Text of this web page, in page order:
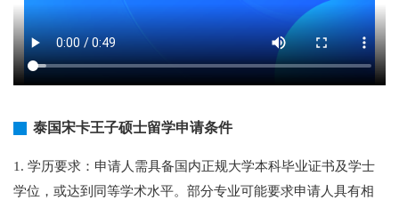
泰国宋卡王子硕士留学申请条件
1. 学历要求：申请人需具备国内正规大学本科毕业证书及学士
学位，或达到同等学术水平。部分专业可能要求申请人具有相